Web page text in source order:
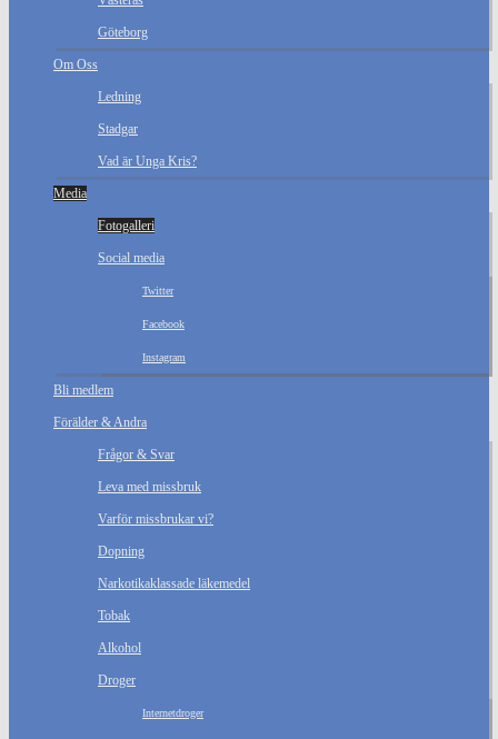
Göteborg
Om Oss
Ledning
Stadgar
Vad är Unga Kris?
Media
Fotogalleri
Social media
Twitter
Facebook
Instagram
Bli medlem
Förälder & Andra
Frågor & Svar
Leva med missbruk
Varför missbrukar vi?
Dopning
Narkotikaklassade läkemedel
Tobak
Alkohol
Droger
Internetdroger